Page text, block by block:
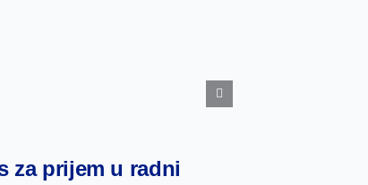
za prijem u radni